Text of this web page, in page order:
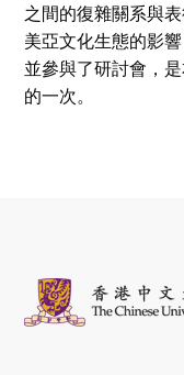
之間的復雜關系與
美亞文化生態的影
並參與了研討會，
的一次。